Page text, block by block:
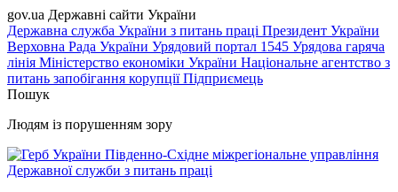
gov.ua Державні сайти України
Державна служба України з питань праці Президент України
Верховна Рада України Урядовий портал 1545 Урядова гаряча
лінія Міністерство економіки України Національне агентство з
питань запобігання корупціїПідприємець
Пошук
Людям із порушенням зору
Південно-Східне міжрегіональне управління
Державної служби з питань праці